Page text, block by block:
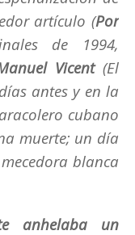
artículo (Por
de 1994,
Vicent(El
antes y en la
cubano
muerte; un día
blanca
anhelaba un